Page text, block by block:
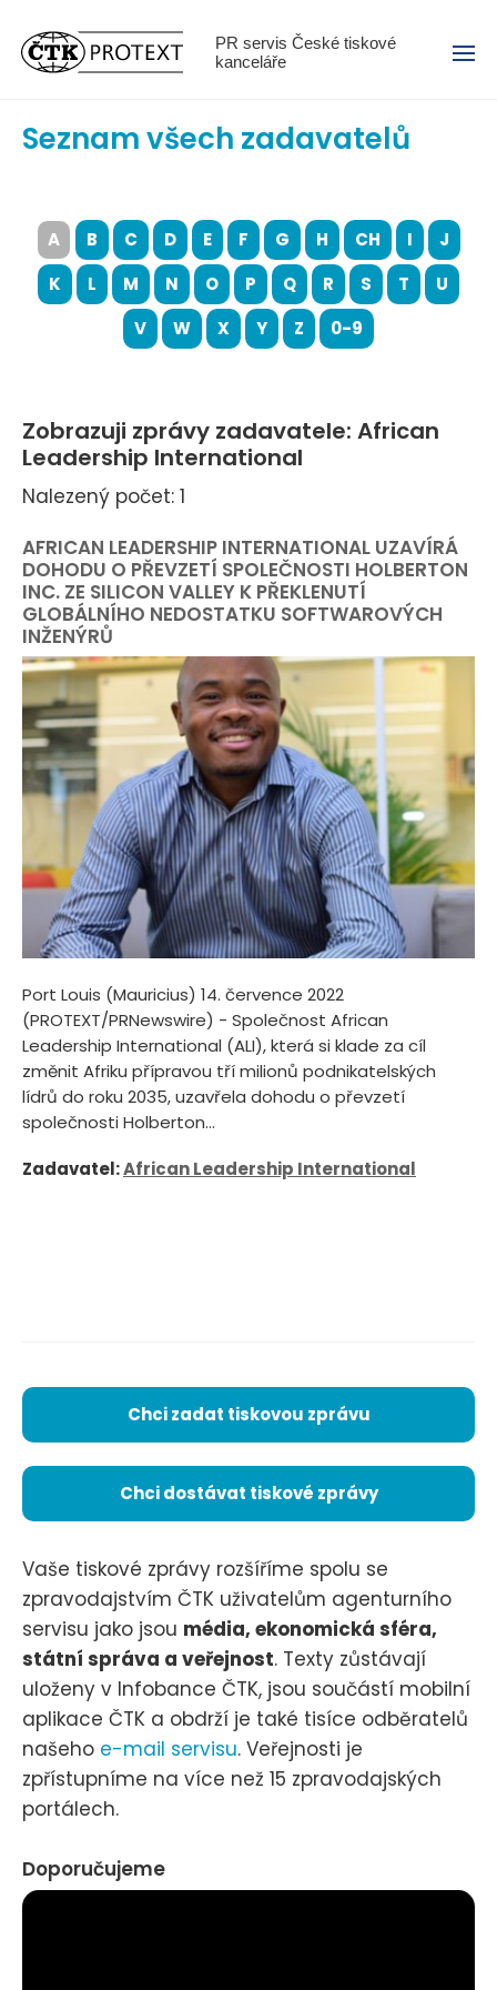
PR servis České tiskové
kanceláře
Menu
Seznam všech zadavatelů
A B C D E F G H CH I
J
K
L M N O P Q R S T
U
V
W X Y Z 0-9
Zobrazuji zprávy zadavatele: African
Leadership International
Nalezený počet: 1
AFRICAN LEADERSHIP INTERNATIONAL UZAVÍRÁ
DOHODU O PŘEVZETÍ SPOLEČNOSTI HOLBERTON
INC. ZE SILICON VALLEY K PŘEKLENUTÍ
GLOBÁLNÍHO NEDOSTATKU SOFTWAROVÝCH
INŽENÝRŮ
Port Louis (Mauricius) 14. července 2022
(PROTEXT/PRNewswire) - Společnost African
Leadership International (ALI), která si klade za cíl
změnit Afriku přípravou tří milionů podnikatelských
lídrů do roku 2035, uzavřela dohodu o převzetí
společnosti Holberton...
Zadavatel:African Leadership International
Chci zadat tiskovou zprávu
Chci dostávat tiskové zprávy
Vaše tiskové zprávy rozšíříme spolu se
zpravodajstvím ČTK uživatelům agenturního
servisu jako jsou média, ekonomická sféra,
státní správa a veřejnost. Texty zůstávají
uloženy v Infobance ČTK, jsou součástí mobilní
aplikace ČTK a obdrží je také tisíce odběratelů
našeho e-mail servisu. Veřejnosti je
zpřístupníme na více než 15 zpravodajských
portálech.
Doporučujeme